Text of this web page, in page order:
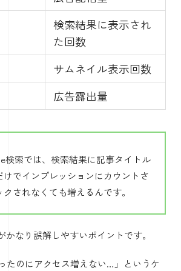
検索結果に表示され
た回数
サムネイル表示回数
広告露出量
検索では、検索結果に記事タイトル
けでインプレッションにカウントさ
されなくても増えるんです。
かなり誤解しやすいポイントです。
たのにアクセス増えない…」というケ